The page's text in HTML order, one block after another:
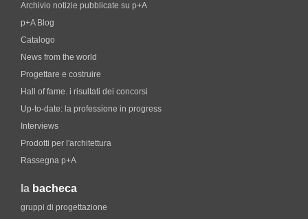
Archivio notizie pubblicate su p+A
p+A Blog
Catalogo
News from the world
Progettare e costruire
Hall of fame. i risultati dei concorsi
Up-to-date: la professione in progress
Interviews
Prodotti per l'architettura
Rassegna p+A
la bacheca
gruppi di progettazione